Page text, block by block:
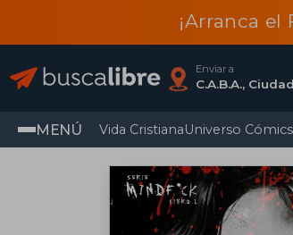
¡Arranca
Enviar a
MENÚ Vida CristianaUniverso Cómics